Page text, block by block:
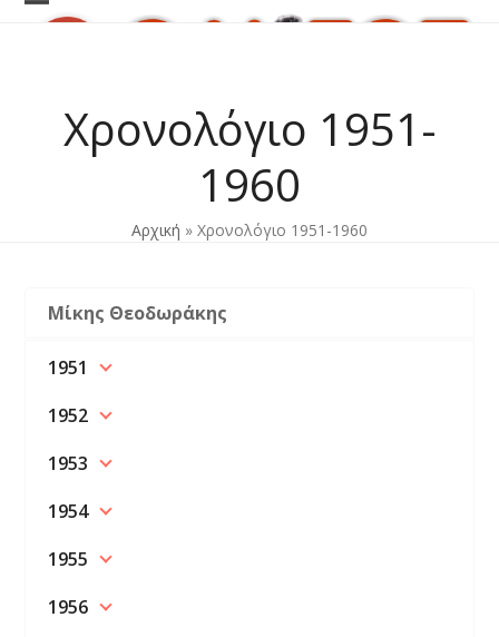
Skip
Open
Close
Χρονολόγιο 1951-
1960
Αρχική » Χρονολόγιο 1951-1960
Μίκης Θεοδωράκης
1951
1952
1953
1954
1955
1956